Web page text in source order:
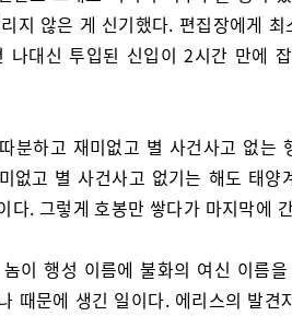
지 않은 게 신기했다. 편집장에게
나대신 투입된 신입이 2시간 만에
분하고 재미없고 별 사건사고 없는
없고 별 사건사고 없기는 해도 태양
다. 그렇게 호봉만 쌓다가 마지막에
이 행성 이름에 불화의 여신 이름
때문에 생긴 일이다. 에리스의 발견